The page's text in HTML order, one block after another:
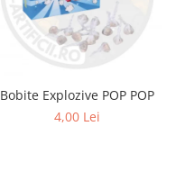
Bobite Explozive POP POP
4,00 Lei